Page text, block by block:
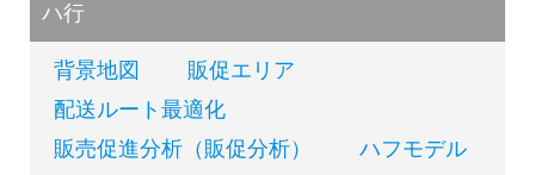
ハ行
背景地図
販促エリア
配送ルート最適化
販売促進分析（販促分析）
ハフモデル